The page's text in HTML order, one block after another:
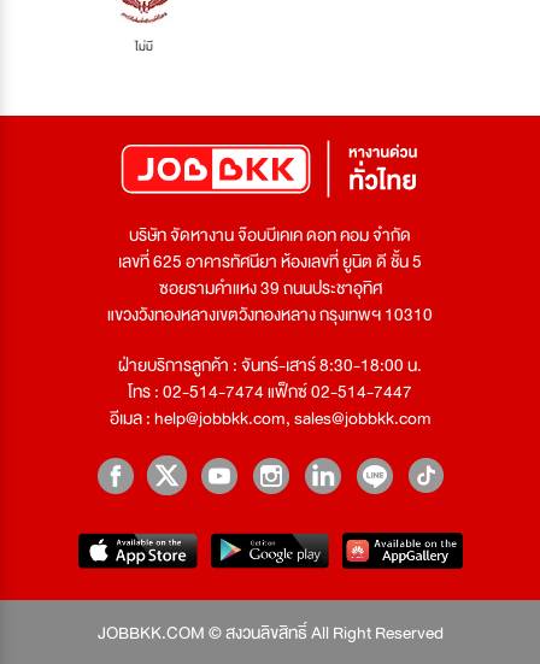
ไม่มี
บริษัท จัดหางาน จ๊อบบีเคเค ดอท คอม จำกัด
เลขที่ 625 อาคารทัศนียา ห้องเลขที่ ยูนิต ดี ชั้น 5
ซอยรามคำแหง 39 ถนนประชาอุทิศ
แขวงวังทองหลางเขตวังทองหลาง กรุงเทพฯ 10310
ฝ่ายบริการลูกค้า : จันทร์-เสาร์ 8:30-18:00 น.
โทร : 02-514-7474 แฟ็กซ์ 02-514-7447
อีเมล :help@jobbkk.com,sales@jobbkk.com
JOBBKK.COM © สงวนลิขสิทธิ์ All Right Reserved